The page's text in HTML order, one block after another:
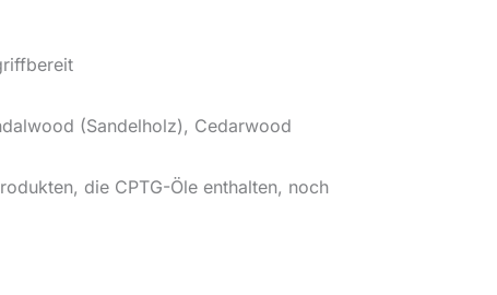
(Sandelholz), Cedarwood
die CPTG-Öle enthalten, noch